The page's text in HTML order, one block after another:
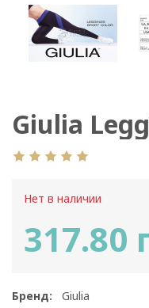
Giulia
Color
Нет в наличии
317.80
Бренд:
Giulia